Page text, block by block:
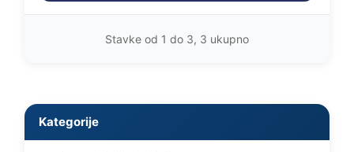
Stavke od 1 do 3, 3 ukupno
Kategorije